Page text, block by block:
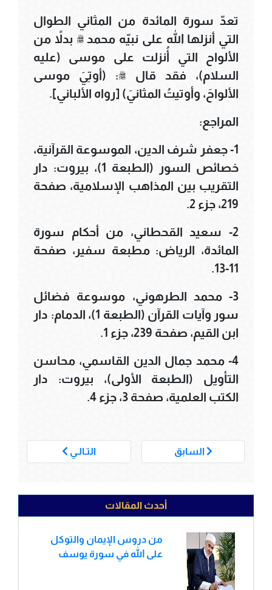
تعدّ سورة المائدة من المثاني الطوال
التي أنزلها الله على نبيّه محمد ﷺ بدلاً من
الألواح التي أُنزلت على موسى (عليه
السلام)، فقد قال ﷺ: (أوتِيَ موسى
الألواحَ، وأوتيتُ المثانيَ) [رواه الألباني].
المراجع:
1- جعفر شرف الدين، الموسوعة القرآنية،
خصائص السور (الطبعة 1)، بيروت: دار
التقريب بين المذاهب الإسلامية، صفحة
219، جزء 2.
2- سعيد القحطاني، من أحكام سورة
المائدة، الرياض: مطبعة سفير، صفحة
11-13.
3- محمد الطرهوني، موسوعة فضائل
سور وآيات القرآن (الطبعة 1)، الدمام: دار
ابن القيم، صفحة 239، جزء 1.
4- محمد جمال الدين القاسمي، محاسن
التأويل (الطبعة الأولى)، بيروت: دار
الكتب العلمية، صفحة 3، جزء 4.
السابق التـالـي
أحدث المقالات
من دروس الإيمان والتوكل
على الله في سورة يوسف